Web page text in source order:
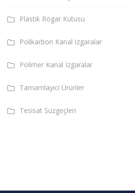
Plastik Rögar Kutusu
Polikarbon Kanal Izgaralar
Polimer Kanal Izgaralar
Tamamlayıcı Ürünler
Tesisat Süzgeçleri